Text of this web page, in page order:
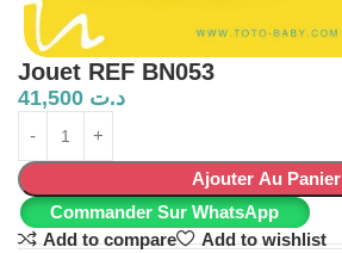
Jouet REF BN053
د.ت
Ajouter Au Panier
Commander Sur WhatsApp
Add to compare
Add to wishlist